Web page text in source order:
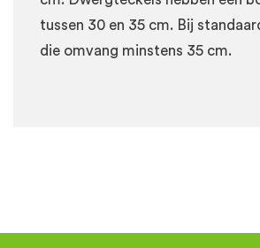
tussen 30 en 35 cm. Bij
die omvang minstens 35 cm.